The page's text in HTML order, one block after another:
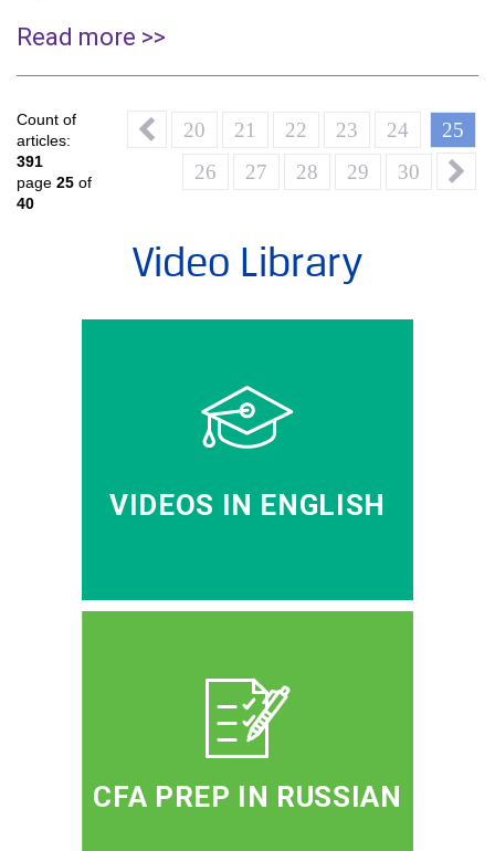
Read more >>
Count of
articles:
391
page 25 of
40
20 21 22 23 24
25
26
27 28 29 30
Video Library
VIDEOS IN ENGLISH
CFA PREP IN RUSSIAN